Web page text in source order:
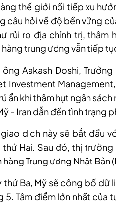
thế giới nối tiếp xu
câu hỏi về độ bền vững
rủi ro địa chính trị, thâm
hàng trung ương vẫn tiếp
ông Aakash Doshi,
Investment Management
ẩn khi thâm hụt ngân
- Iran dẫn đến tình trạng
giao dịch này sẽ bắt đầu
thứ Hai. Sau đó, thị
hàng Trung ương Nhật Bản
thứ Ba, Mỹ sẽ công bố dữ
5. Tâm điểm lớn nhất của